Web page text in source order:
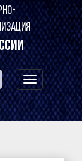
навигация
по
сайту